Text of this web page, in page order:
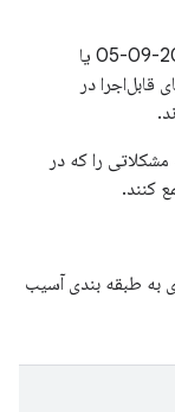
دستگاه‌هایی که از سطح وصله امنیتی 2019-09-05 یا
قابل‌اجرا در
را که در
کنند.
به طبقه بندی آسیب